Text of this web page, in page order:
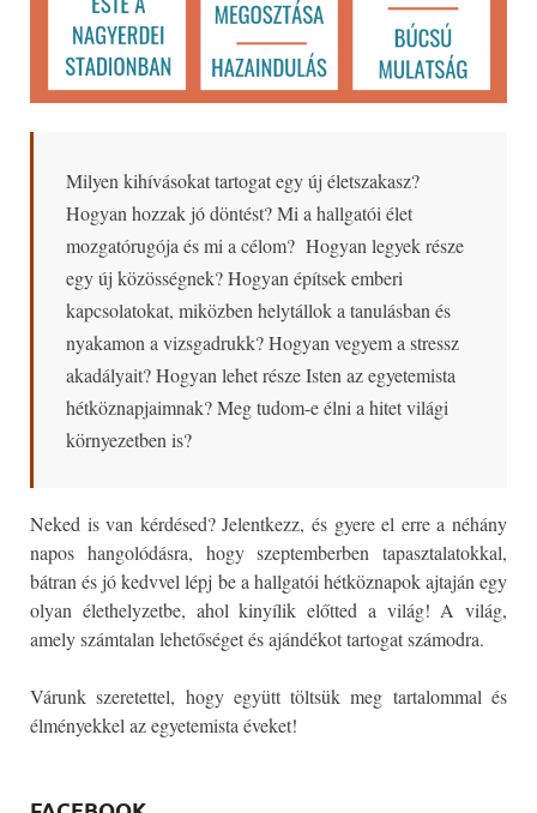
Milyen kihívásokat tartogat egy új életszakasz?
Hogyan hozzak jó döntést? Mi a hallgatói élet
mozgatórugója és mi a célom? Hogyan legyek része
egy új közösségnek? Hogyan építsek emberi
kapcsolatokat, miközben helytállok a tanulásban és
nyakamon a vizsgadrukk? Hogyan vegyem a stressz
akadályait? Hogyan lehet része Isten az egyetemista
hétköznapjaimnak? Meg tudom-e élni a hitet világi
környezetben is?
Neked is van kérdésed? Jelentkezz, és gyere el erre a néhány
napos hangolódásra, hogy szeptemberben tapasztalatokkal,
bátran és jó kedvvel lépj be a hallgatói hétköznapok ajtaján egy
olyan élethelyzetbe, ahol kinyílik előtted a világ! A világ,
amely számtalan lehetőséget és ajándékot tartogat számodra.
Várunk szeretettel, hogy együtt töltsük meg tartalommal és
élményekkel az egyetemista éveket!